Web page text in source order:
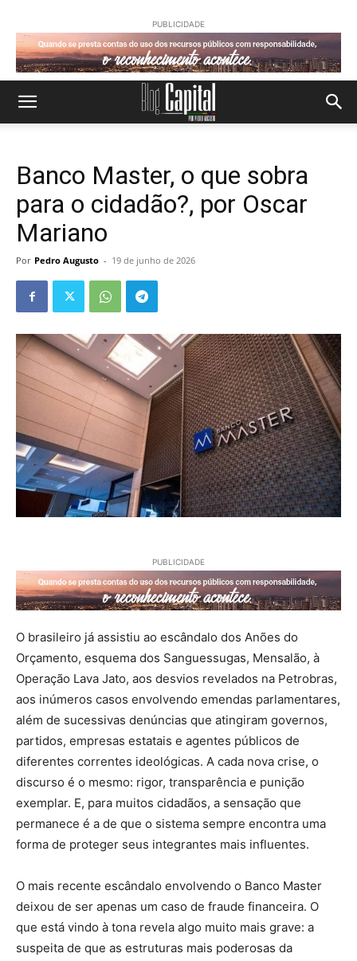
PUBLICIDADE
Banco Master, o que sobra
para o cidadão?, por Oscar
Mariano
Por Pedro Augusto - 19 de junho de 2026
PUBLICIDADE
O brasileiro já assistiu ao escândalo dos Anões do
Orçamento, esquema dos Sanguessugas, Mensalão, à
Operação Lava Jato, aos desvios revelados na Petrobras,
aos inúmeros casos envolvendo emendas parlamentares,
além de sucessivas denúncias que atingiram governos,
partidos, empresas estatais e agentes públicos de
diferentes correntes ideológicas. A cada nova crise, o
discurso é o mesmo: rigor, transparência e punição
exemplar. E, para muitos cidadãos, a sensação que
permanece é a de que o sistema sempre encontra uma
forma de proteger seus integrantes mais influentes.
O mais recente escândalo envolvendo o Banco Master
deixou de ser apenas um caso de fraude financeira. O
que está vindo à tona revela algo muito mais grave: a
suspeita de que as estruturas mais poderosas da